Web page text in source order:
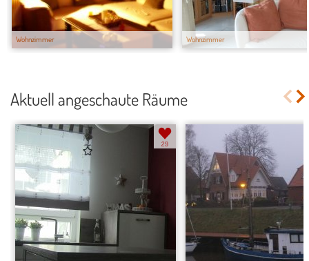
Wohnzimmer Wohnzimmer
Aktuell angeschaute Räume
29